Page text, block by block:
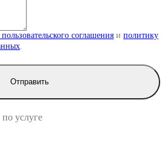
соглашения и политику
Отправить
услуге